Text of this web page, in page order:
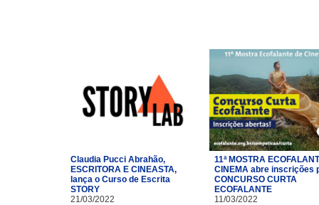
Claudia Pucci Abrahão,
ESCRITORA E CINEASTA,
lança o Curso de Escrita
STORY
21/03/2022
11ª MOSTRA
CINEMA abre inscrições
CONCURSO CURTA
ECOFALANTE
11/03/2022